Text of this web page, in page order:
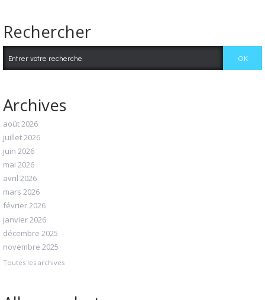
Rechercher
Archives
août 2026
juillet 2026
juin 2026
mai 2026
avril 2026
mars 2026
février 2026
janvier 2026
décembre 2025
novembre 2025
Toutes les archives